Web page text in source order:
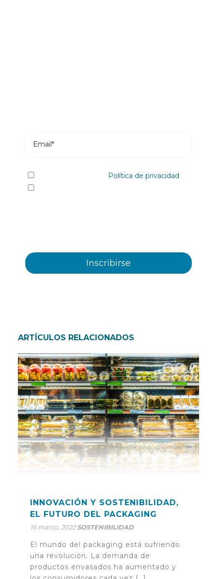
Política de privacidad
ARTÍCULOS RELACIONADOS
INNOVACIÓN Y SOSTENIBILIDAD,
EL FUTURO DEL PACKAGING
16 marzo, 2022 SOSTENIBILIDAD
El mundo del packaging está sufriendo
una revolución. La demanda de
productos envasados ha aumentado y